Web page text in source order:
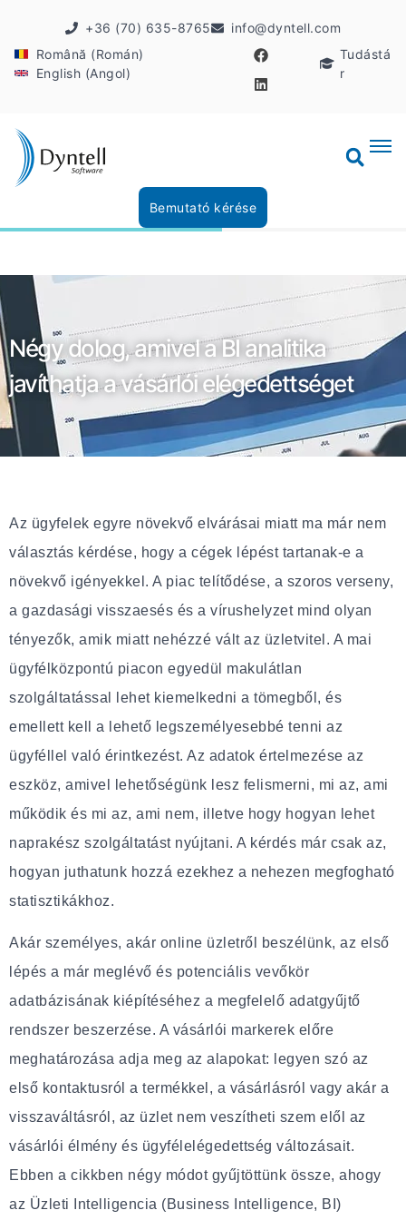
+36 (70) 635-8765
info@dyntell.com
Română (Román)
English (Angol)
Tudástá
r
Bemutató kérése
Négy dolog, amivel a BI analitika
javíthatja a vásárlói elégedettséget
Az ügyfelek egyre növekvő elvárásai miatt ma már nem
választás kérdése, hogy a cégek lépést tartanak-e a
növekvő igényekkel. A piac telítődése, a szoros verseny,
a gazdasági visszaesés és a vírushelyzet mind olyan
tényezők, amik miatt nehézzé vált az üzletvitel. A mai
ügyfélközpontú piacon egyedül makulátlan
szolgáltatással lehet kiemelkedni a tömegből, és
emellett kell a lehető legszemélyesebbé tenni az
ügyféllel való érintkezést. Az adatok értelmezése az
eszköz, amivel lehetőségünk lesz felismerni, mi az, ami
működik és mi az, ami nem, illetve hogy hogyan lehet
naprakész szolgáltatást nyújtani. A kérdés már csak az,
hogyan juthatunk hozzá ezekhez a nehezen megfogható
statisztikákhoz.
Akár személyes, akár online üzletről beszélünk, az első
lépés a már meglévő és potenciális vevőkör
adatbázisának kiépítéséhez a megfelelő adatgyűjtő
rendszer beszerzése. A vásárlói markerek előre
meghatározása adja meg az alapokat: legyen szó az
első kontaktusról a termékkel, a vásárlásról vagy akár a
visszaváltásról, az üzlet nem veszítheti szem elől az
vásárlói élmény és ügyfélelégedettség változásait.
Ebben a cikkben négy módot gyűjtöttünk össze, ahogy
az Üzleti Intelligencia (Business Intelligence, BI)